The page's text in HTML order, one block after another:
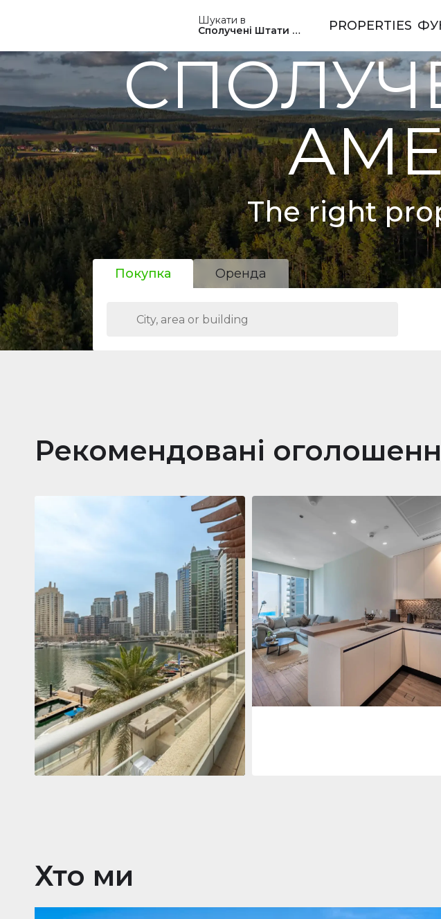
Шукати в
Сполучені Штати АмерикиPROPERTIES
The right
Покупка Оренда
Рекомендовані
Квартира2 861 035 $
Beauport Tower
Beauport Tower, Marina Promenade,
Dubai Marina, Dubai
34392 м²
Квартира688 011 $
Jumeirah Living Marina Gate
Jumeirah Living Marina Gate, Marina
Gate, Dubai Marina, Dubai
12 73 м²
Хто ми